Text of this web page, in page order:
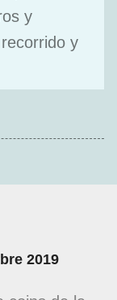
y
y
2019